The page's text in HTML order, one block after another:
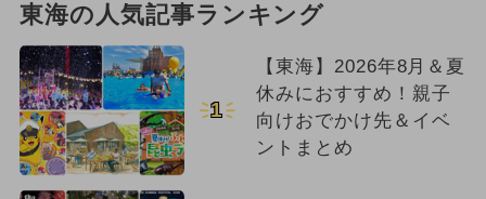
東海の人気記事ランキング
1
【東海】2026年8月＆夏
休みにおすすめ！親子
向けおでかけ先＆イベ
ントまとめ